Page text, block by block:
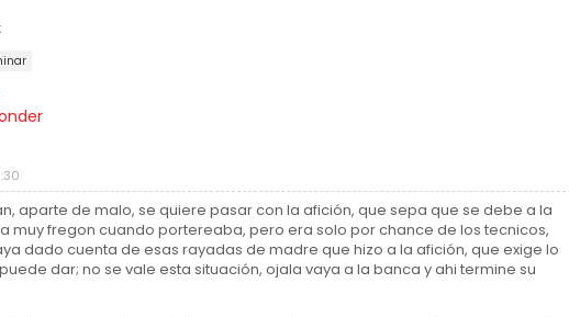
aparte de malo, se quiere pasar con la afición, que sepa que se debe a la
muy fregon cuando portereaba, pero era solo por chance de los tecnicos,
dado cuenta de esas rayadas de madre que hizo a la afición, que exige lo
dar; no se vale esta situación, ojala vaya a la banca y ahi termine su